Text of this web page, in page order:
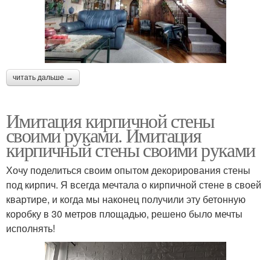
читать дальше →
Имитация кирпичной стены
своими руками. Имитация
кирпичный стены своими руками
Хочу поделиться своим опытом декорирования стены
под кирпич. Я всегда мечтала о кирпичной стене в своей
квартире, и когда мы наконец получили эту бетонную
коробку в 30 метров площадью, решено было мечты
исполнять!